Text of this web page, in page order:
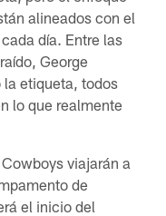
alineados con el
día. Entre las
George
la etiqueta, todos
lo que realmente
viajarán a
de
el inicio del